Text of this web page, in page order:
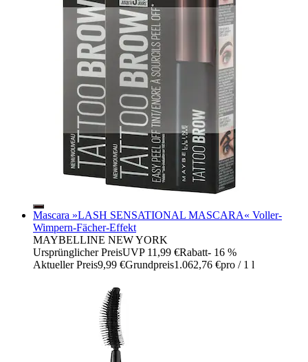
Mascara »LASH SENSATIONAL MASCARA« Voller-
Wimpern-Fächer-Effekt
MAYBELLINE NEW YORK
Ursprünglicher PreisUVP 11,99 €Rabatt- 16 %
Aktueller Preis9,99 €Grundpreis1.062,76 €pro / 1 l